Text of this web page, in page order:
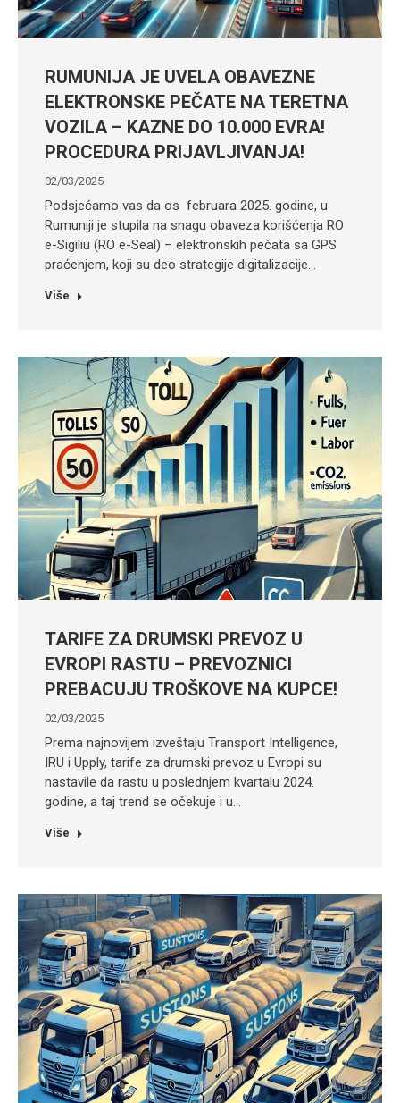
RUMUNIJA JE UVELA OBAVEZNE
ELEKTRONSKE PEČATE NA TERETNA
VOZILA – KAZNE DO 10.000 EVRA!
PROCEDURA PRIJAVLJIVANJA!
02/03/2025
Podsjećamo vas da os februara 2025. godine, u
Rumuniji je stupila na snagu obaveza korišćenja RO
e-Sigiliu (RO e-Seal) – elektronskih pečata sa GPS
praćenjem, koji su deo strategije digitalizacije…
Više
TARIFE ZA DRUMSKI PREVOZ U
EVROPI RASTU – PREVOZNICI
PREBACUJU TROŠKOVE NA KUPCE!
02/03/2025
Prema najnovijem izveštaju Transport Intelligence,
IRU i Upply, tarife za drumski prevoz u Evropi su
nastavile da rastu u poslednjem kvartalu 2024.
godine, a taj trend se očekuje i u…
Više